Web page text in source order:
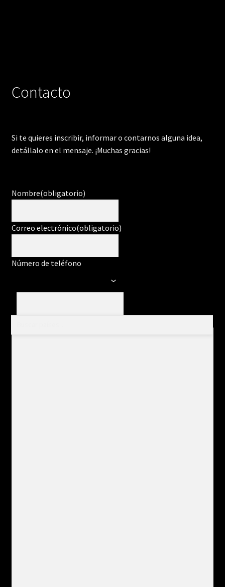
Contacto
Si te quieres inscribir, informar o contarnos alguna idea,
detállalo en el mensaje. ¡Muchas gracias!
Nombre(obligatorio)
Correo electrónico(obligatorio)
Número de teléfono